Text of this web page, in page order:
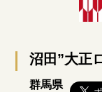
沼田”大正
群馬県